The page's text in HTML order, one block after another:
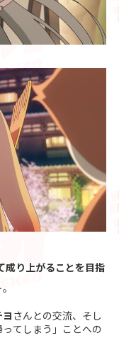
成り上がることを目指
さんとの交流、そし
てしまう」ことへの